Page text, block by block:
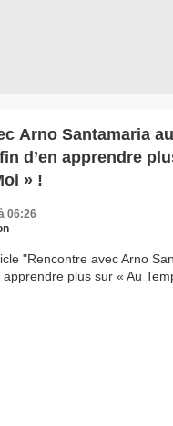
Arno Santamaria
d’en apprendre
» !
06:26